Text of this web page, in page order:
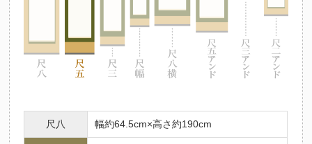
尺八 幅約64.5cm×高さ約190cm